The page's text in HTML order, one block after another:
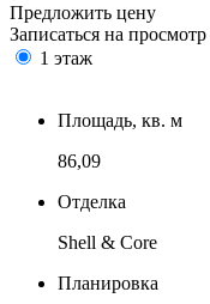
Предложить цену
Записаться на просмотр
1 этаж
Площадь, кв. м
86,09
Отделка
Shell & Core
Планировка